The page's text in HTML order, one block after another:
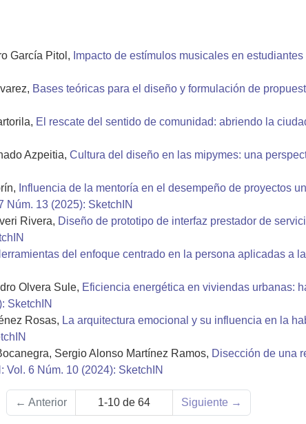
García Pitol, Impacto de estímulos musicales en
Bases teóricas para el diseño y formulación de
El rescate del sentido de comunidad: abriendo la
Azpeitia, Cultura del diseño en las mipymes: una
Influencia de la mentoría en el desempeño de proyectos
Núm. 13 (2025): SketchIN
Rivera, Diseño de prototipo de interfaz prestador de
del enfoque centrado en la persona aplicadas a
Olvera Sule, Eficiencia energética en viviendas urbanas:
SketchIN
Rosas, La arquitectura emocional y su influencia en la
Sergio Alonso Martínez Ramos, Disección de una
Vol. 6 Núm. 10 (2024): SketchIN
← Anterior 1-10 de 64 Siguiente →